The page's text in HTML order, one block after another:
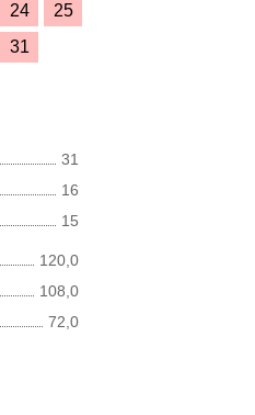
24
25
31
31
16
15
120,0
108,0
72,0